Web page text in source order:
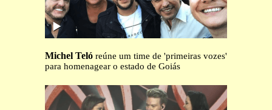
Michel Teló reúne um time de 'primeiras vozes'
para homenagear o estado de Goiás